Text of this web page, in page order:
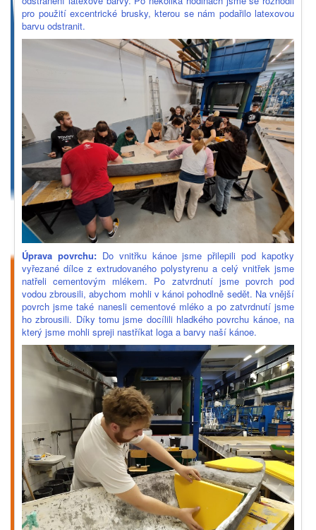
pro použití excentrické brusky, kterou se nám podařilo latexovou
barvu odstranit.
Úprava povrchu:Do vnitřku kánoe jsme přilepili pod kapotky
vyřezané dílce z extrudovaného polystyrenu a celý vnitřek jsme
natřeli cementovým mlékem. Po zatvrdnutí jsme povrch pod
vodou zbrousili, abychom mohli v kánoi pohodlně sedět. Na vnější
povrch jsme také nanesli cementové mléko a po zatvrdnutí jsme
ho zbrousili. Díky tomu jsme docílili hladkého povrchu kánoe, na
který jsme mohli spreji nastříkat loga a barvy naší kánoe.